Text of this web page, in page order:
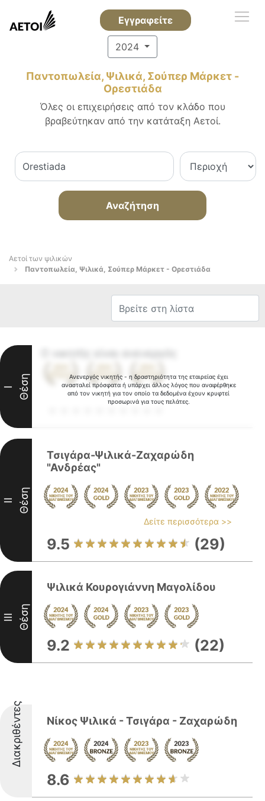
Εγγραφείτε
2024
Παντοπωλεία, Ψιλικά, Σούπερ Μάρκετ -
Ορεστιάδα
Όλες οι επιχειρήσεις από τον κλάδο που
βραβεύτηκαν από την κατάταξη Αετοί.
Αναζήτηση
Αετοί των ψιλικών
Παντοπωλεία, Ψιλικά, Σούπερ Μάρκετ - Ορεστιάδα
Ανενεργός νικητής - η δραστηριότητα της εταιρείας έχει
ανασταλεί πρόσφατα ή υπάρχει άλλος λόγος που αναφέρθηκε
από τον νικητή για τον οποίο τα δεδομένα έχουν κρυφτεί
προσωρινά για τους πελάτες.
I Θέση
II Θέση
Τσιγάρα-Ψιλικά-Ζαχαρώδη
"Ανδρέας"
Δείτε περισσότερα >>
9.5 (29)
III Θέση
Ψιλικά Κουρογιάννη Μαγολίδου
9.2 (22)
Διακριθέντες Νίκος Ψιλικά - Τσιγάρα - Ζαχαρώδη
8.6